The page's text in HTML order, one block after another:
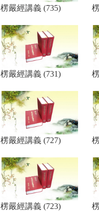
楞嚴經講義 (735)
楞嚴經講義 (731)
楞嚴經講義 (727)
楞嚴經講義 (723)